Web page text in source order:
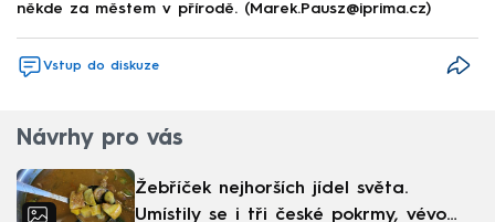
někde za městem v přírodě. (Marek.Pausz@iprima.cz)
Vstup do diskuze
Návrhy pro vás
Žebříček nejhorších jídel světa.
Umístily se i tři české pokrmy, vévodí